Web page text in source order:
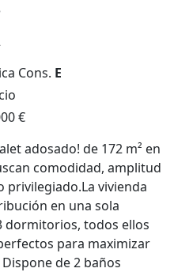
Cons. E
€
adosado! de 172 m² en
comodidad, amplitud
vivienda
en una sola
dormitorios, todos ellos
para maximizar
de 2 baños